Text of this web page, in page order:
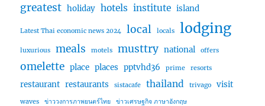
greatest holiday hotels institute island
Latest Thai economic news 2024 local locals lodging
luxurious meals motels musttry national offers
omelette place places pptvhd36 prime resorts
restaurant restaurants sistacafe thailand trivago visit
waves ข่าววงการภาพยนตร์ไทย ข่าวเศรษฐกิจ ภาษาอังกฤษ